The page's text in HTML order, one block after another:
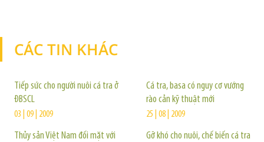
CÁC TIN KHÁC
Tiếp sức cho người nuôi cá tra ở
ĐBSCL
03 | 09 | 2009
Thủy sản Việt Nam đối mặt với
Cá tra, basa có nguy cơ vướng
rào cản kỹ thuật mới
25 | 08 | 2009
Gỡ khó cho nuôi, chế biến cá tra